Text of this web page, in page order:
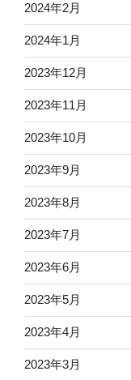
2024年2月
2024年1月
2023年12月
2023年11月
2023年10月
2023年9月
2023年8月
2023年7月
2023年6月
2023年5月
2023年4月
2023年3月